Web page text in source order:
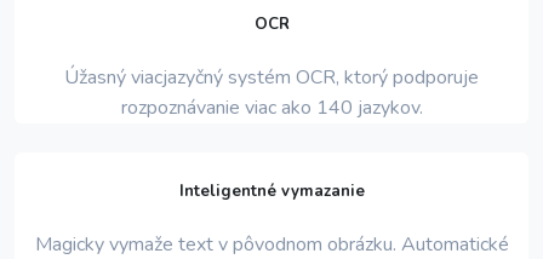
OCR
Úžasný viacjazyčný systém OCR, ktorý podporuje
rozpoznávanie viac ako 140 jazykov.
Inteligentné vymazanie
Magicky vymaže text v pôvodnom obrázku. Automatické